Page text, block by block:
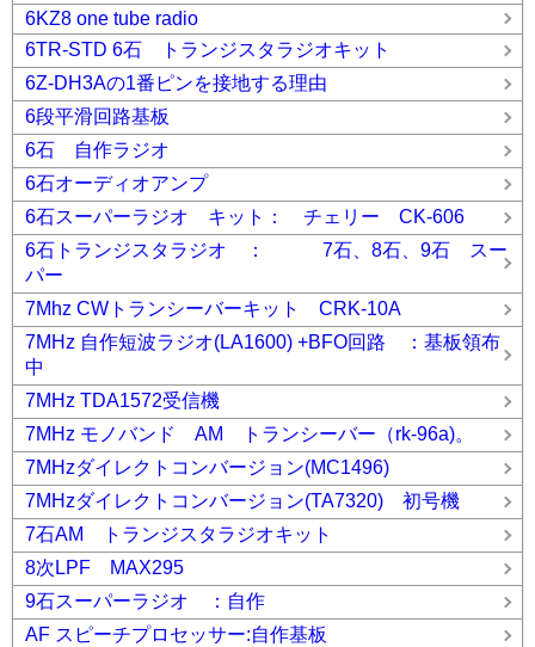
6KZ8 one tube radio
6TR-STD 6石 トランジスタラジオキット
6Z-DH3Aの1番ピンを接地する理由
6段平滑回路基板
6石 自作ラジオ
6石オーディオアンプ
6石スーパーラジオ キット： チェリー CK-606
6石トランジスタラジオ ： 7石、8石、9石 スー
パー
7Mhz CWトランシーバーキット CRK-10A
7MHz 自作短波ラジオ(LA1600) +BFO回路 ：基板領布
中
7MHz TDA1572受信機
7MHz モノバンド AM トランシーバー（rk-96a)。
7MHzダイレクトコンバージョン(MC1496)
7MHzダイレクトコンバージョン(TA7320) 初号機
7石AM トランジスタラジオキット
8次LPF MAX295
9石スーパーラジオ ：自作
AF スピーチプロセッサー:自作基板